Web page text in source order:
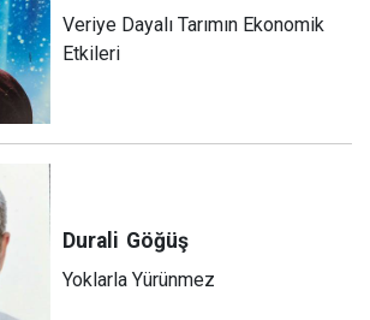
Veriye Dayalı Tarımın Ekonomik
Etkileri
Durali Göğüş
Yoklarla Yürünmez